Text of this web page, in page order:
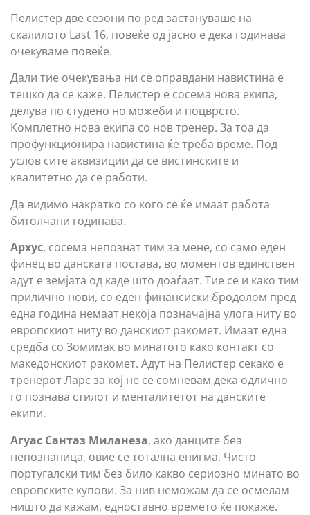
Пелистер две сезони по ред застануваше на
скалилото Last 16, повеќе од јасно е дека годинава
очекуваме повеќе.
Дали тие очекувања ни се оправдани навистина е
тешко да се каже. Пелистер е сосема нова екипа,
делува по студено но можеби и поцврсто.
Комплетно нова екипа со нов тренер. За тоа да
профункционира навистина ќе треба време. Под
услов сите аквизиции да се вистинските и
квалитетно да се работи.
Да видимо накратко со кого се ќе имаат работа
битолчани годинава.
Архус, сосема непознат тим за мене, со само еден
финец во данската постава, во моментов единствен
адут е земјата од каде што доаѓаат. Тие се и како тим
прилично нови, со еден финансиски бродолом пред
една година немаат некоја позначајна улога ниту во
европскиот ниту во данскиот ракомет. Имаат една
средба со Зомимак во минатото како контакт со
македонскиот ракомет. Адут на Пелистер секако е
тренерот Ларс за кој не се сомневам дека одлично
го познава стилот и менталитетот на данските
екипи.
Агуас Сантаз Миланеза, ако данците беа
непознаница, овие се тотална енигма. Чисто
португалски тим без било какво сериозно минато во
европските купови. За нив неможам да се осмелам
ништо да кажам, едноставно времето ќе покаже.